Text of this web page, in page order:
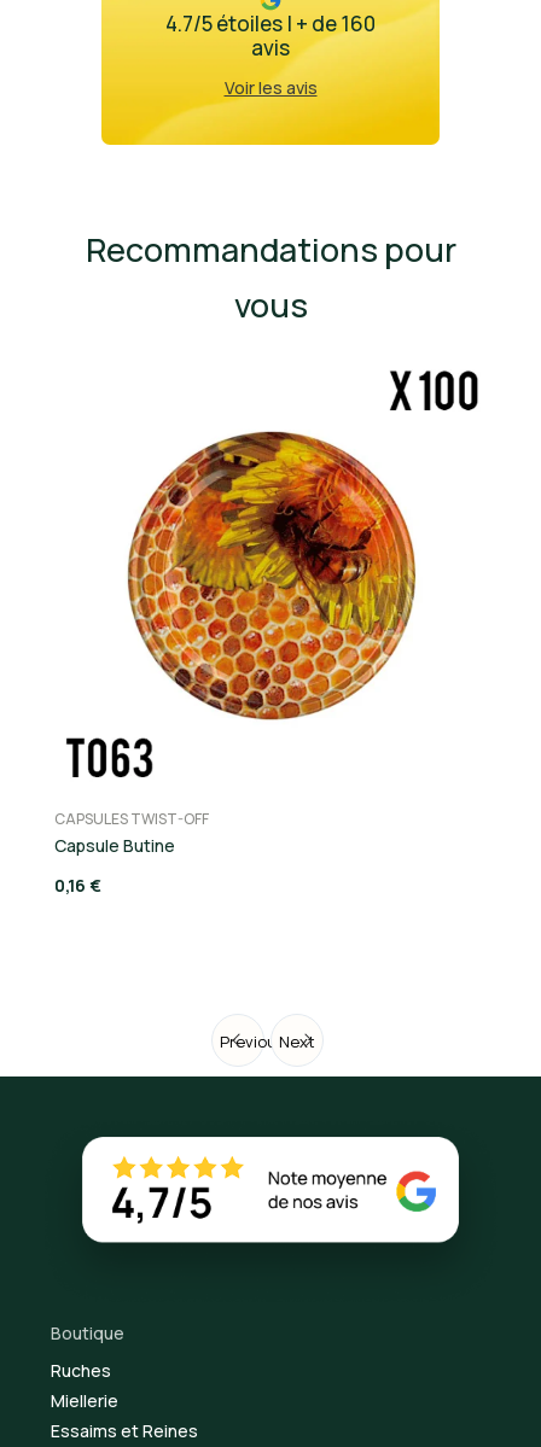
4.7/5 étoiles | + de 160
avis
Voir les avis
Recommandations pour
vous
Previous
CAPSULES TWIST-OFF
Capsule Butine
0,16 €
Next
Boutique
Ruches
Miellerie
Essaims et Reines